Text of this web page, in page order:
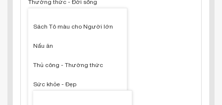
Thường thức - Đời sống
Sách Tô màu cho Người lớn
Nấu ăn
Thủ công - Thường thức
Sức khỏe - Đẹp